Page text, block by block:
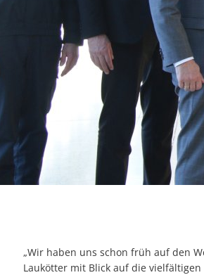
„Wir haben uns schon früh auf den
Laukötter mit Blick auf die